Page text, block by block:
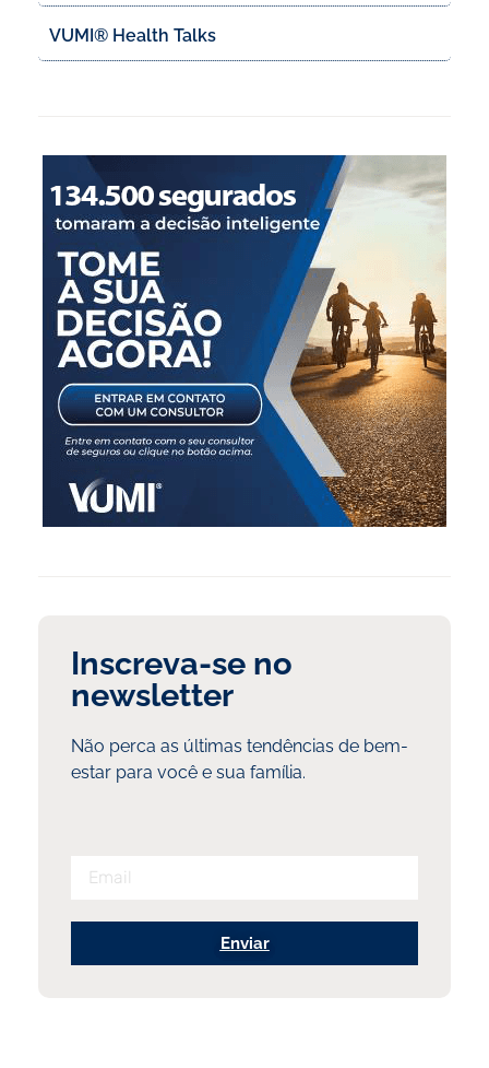
VUMI® Health Talks
Inscreva-se no
newsletter
Não perca as últimas tendências de bem-
estar para você e sua família.
Enviar